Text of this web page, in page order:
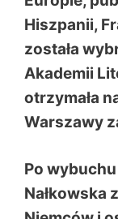
Hiszpanii,
została
Akademii
otrzymała
Warszawy
Po
Nałkowska